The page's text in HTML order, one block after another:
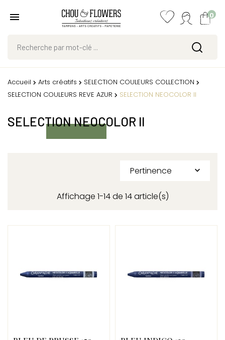
0
Accueil Arts créatifs
SELECTION COULEURS COLLECTION
SELECTION COULEURS REVE AZUR
SELECTION NEOCOLOR II
SELECTION NEOCOLOR II
Pertinence 
Affichage 1-14 de 14 article(s)